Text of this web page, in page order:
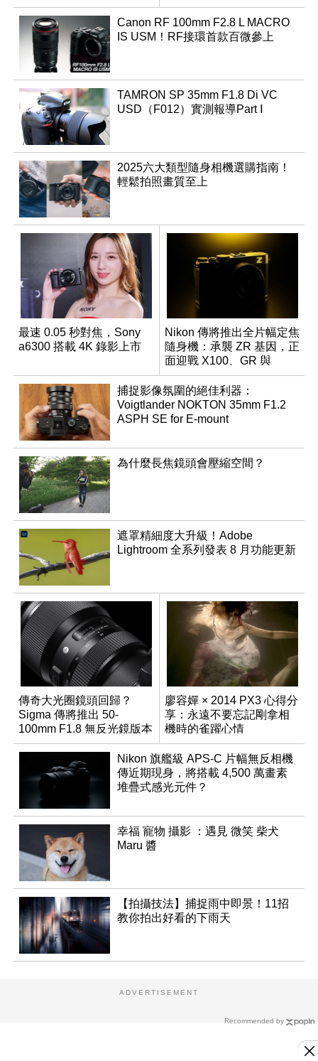
Monochrom
Canon RF 100mm F2.8 L MACRO
IS USM！RF接環首款百微參上
TAMRON SP 35mm F1.8 Di VC
USD（F012）實測報導Part Ⅰ
2025六大類型隨身相機選購指南！
輕鬆拍照畫質至上
最速 0.05 秒對焦，Sony
a6300 搭載 4K 錄影上市
Nikon 傳將推出全片幅定焦
隨身機：承襲 ZR 基因，正
面迎戰 X100、GR 與
RX1R 系列
捕捉影像氛圍的絕佳利器：
Voigtlander NOKTON 35mm F1.2
ASPH SE for E-mount
為什麼長焦鏡頭會壓縮空間？
遮罩精細度大升級！Adobe
Lightroom 全系列發表 8 月功能更新
傳奇大光圈鏡頭回歸？
Sigma 傳將推出 50-
100mm F1.8 無反光鏡版本
廖容嬋 × 2014 PX3 心得分
享：永遠不要忘記剛拿相
機時的雀躍心情
Nikon 旗艦級 APS-C 片幅無反相機
傳近期現身，將搭載 4,500 萬畫素
堆疊式感光元件？
幸福 寵物 攝影 ：遇見 微笑 柴犬
Maru 醬
【拍攝技法】捕捉雨中即景！11招
教你拍出好看的下雨天
Recommended by
ADVERTISEMENT